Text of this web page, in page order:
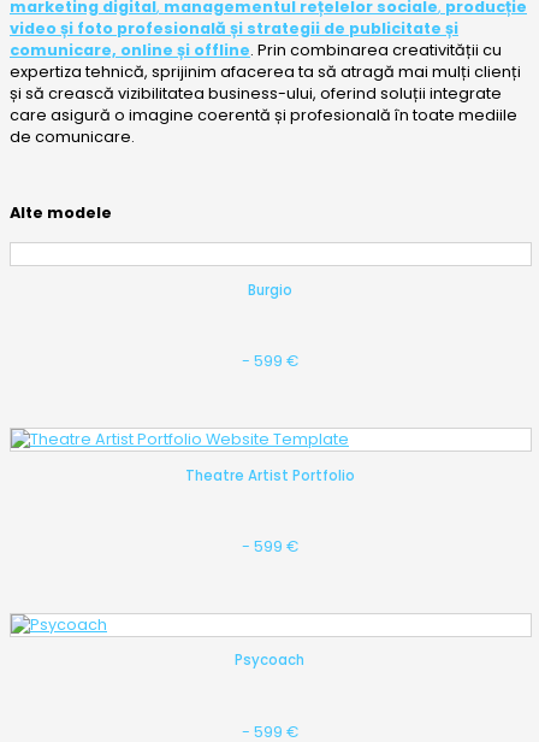
marketing digital, managementul rețelelor sociale, producție
video și foto profesională și strategii de publicitate și
comunicare, online și offline. Prin combinarea creativității cu
expertiza tehnică, sprijinim afacerea ta să atragă mai mulți clienți
și să crească vizibilitatea business-ului, oferind soluții integrate
care asigură o imagine coerentă și profesională în toate mediile
de comunicare.
Alte modele
Burgio
- 599 €
Theatre Artist Portfolio
- 599 €
Psycoach
- 599 €